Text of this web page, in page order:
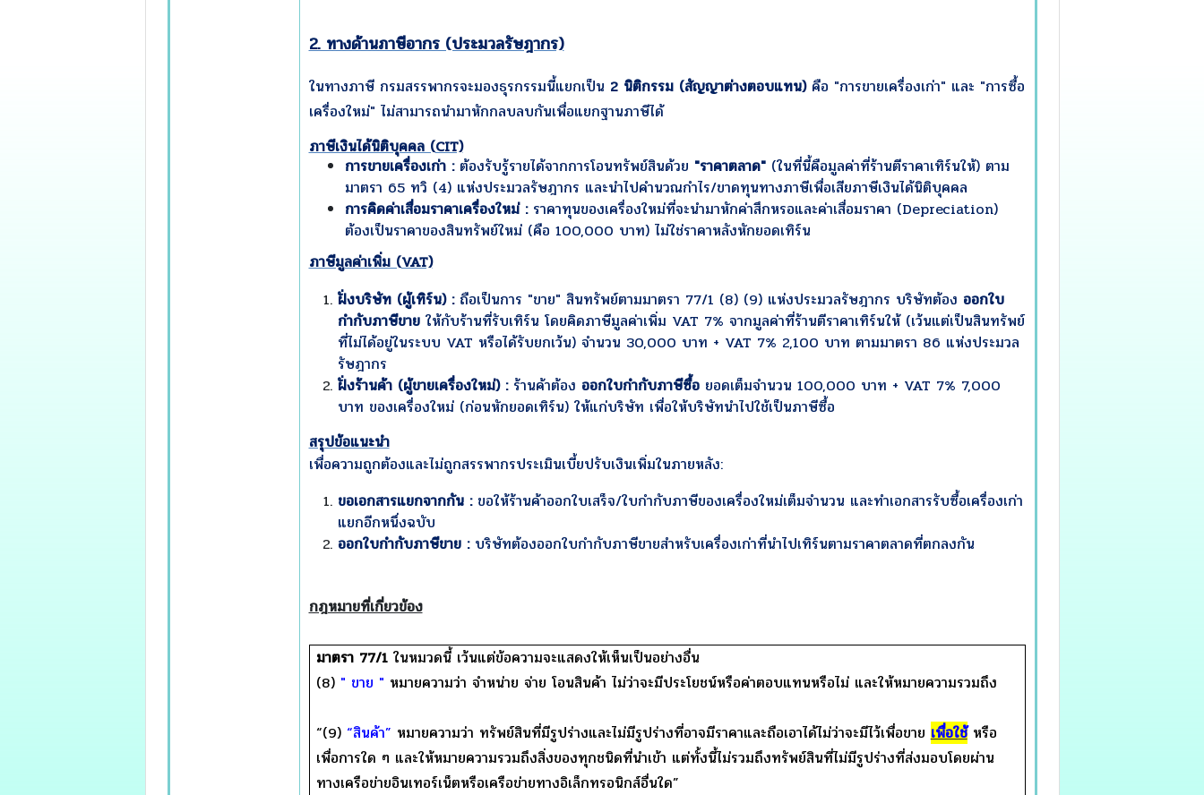
2. ทางด้านภาษีอากร (ประมวลรัษฎากร)
ในทางภาษี กรมสรรพากรจะมองธุรกรรมนี้แยกเป็น 2 นิติกรรม (สัญญาต่างตอบแทน)คือ "การขายเครื่องเก่า" และ "การซื้อ
เครื่องใหม่" ไม่สามารถนำมาหักกลบลบกันเพื่อแยกฐานภาษีได้
ภาษีเงินได้นิติบุคคล (CIT)
การขายเครื่องเก่า :ต้องรับรู้รายได้จากการโอนทรัพย์สินด้วย "ราคาตลาด"(ในที่นี้คือมูลค่าที่ร้านตีราคาเทิร์นให้) ตาม
มาตรา 65 ทวิ (4) แห่งประมวลรัษฎากร และนำไปคำนวณกำไร/ขาดทุนทางภาษีเพื่อเสียภาษีเงินได้นิติบุคคล
การคิดค่าเสื่อมราคาเครื่องใหม่ :ราคาทุนของเครื่องใหม่ที่จะนำมาหักค่าสึกหรอและค่าเสื่อมราคา (Depreciation)
ต้องเป็นราคาของสินทรัพย์ใหม่ (คือ 100,000 บาท) ไม่ใช่ราคาหลังหักยอดเทิร์น
ภาษีมูลค่าเพิ่ม (VAT)
ฝั่งบริษัท (ผู้เทิร์น) :ถือเป็นการ "ขาย" สินทรัพย์ตามมาตรา 77/1 (8) (9) แห่งประมวลรัษฎากร บริษัทต้อง ออกใบ
กำกับภาษีขาย ให้กับร้านที่รับเทิร์น โดยคิดภาษีมูลค่าเพิ่ม VAT 7% จากมูลค่าที่ร้านตีราคาเทิร์นให้ (เว้นแต่เป็นสินทรัพย์
ที่ไม่ได้อยู่ในระบบ VAT หรือได้รับยกเว้น) จำนวน 30,000 บาท + VAT 7% 2,100 บาท ตามมาตรา 86 แห่งประมวล
รัษฎากร
ฝั่งร้านค้า (ผู้ขายเครื่องใหม่) :ร้านค้าต้อง ออกใบกำกับภาษีซื้อยอดเต็มจำนวน 100,000 บาท + VAT 7% 7,000
บาท ของเครื่องใหม่ (ก่อนหักยอดเทิร์น) ให้แก่บริษัท เพื่อให้บริษัทนำไปใช้เป็นภาษีซื้อ
สรุปข้อแนะนำ
เพื่อความถูกต้องและไม่ถูกสรรพากรประเมินเบี้ยปรับเงินเพิ่มในภายหลัง:
ขอเอกสารแยกจากกัน :ขอให้ร้านค้าออกใบเสร็จ/ใบกำกับภาษีของเครื่องใหม่เต็มจำนวน และทำเอกสารรับซื้อเครื่องเก่า
แยกอีกหนึ่งฉบับ
ออกใบกำกับภาษีขาย :บริษัทต้องออกใบกำกับภาษีขายสำหรับเครื่องเก่าที่นำไปเทิร์นตามราคาตลาดที่ตกลงกัน
กฎหมายที่เกี่ยวข้อง
มาตรา 77/1 ในหมวดนี้ เว้นแต่ข้อความจะแสดงให้เห็นเป็นอย่างอื่น
(8) " ขาย " หมายความว่า จำหน่าย จ่าย โอนสินค้า ไม่ว่าจะมีประโยชน์หรือค่าตอบแทนหรือไม่ และให้หมายความรวมถึง
“(9) “สินค้า” หมายความว่า ทรัพย์สินที่มีรูปร่างและไม่มีรูปร่างที่อาจมีราคาและถือเอาได้ไม่ว่าจะมีไว้เพื่อขาย เพื่อใช้ หรือ
เพื่อการใด ๆ และให้หมายความรวมถึงสิ่งของทุกชนิดที่นำเข้า แต่ทั้งนี้ไม่รวมถึงทรัพย์สินที่ไม่มีรูปร่างที่ส่งมอบโดยผ่าน
ทางเครือข่ายอินเทอร์เน็ตหรือเครือข่ายทางอิเล็กทรอนิกส์อื่นใด”